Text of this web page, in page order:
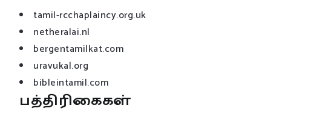
tamil-rcchaplaincy.org.uk
netheralai.nl
bergentamilkat.com
uravukal.org
bibleintamil.com
பத்திரிகைகள்